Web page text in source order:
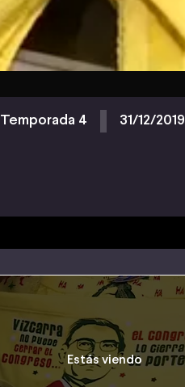
Temporada 4 31/12/2019
Estás viendo